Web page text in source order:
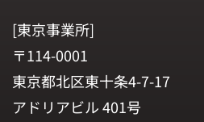
[東京事業所]
〒114-0001
東京都北区東十条4-7-17
アドリアビル 401号